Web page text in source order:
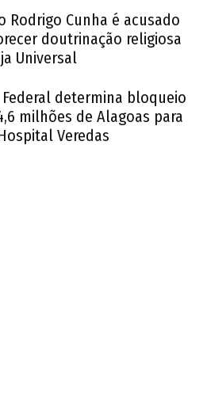
Rodrigo Cunha é acusado
doutrinação religiosa
Universal
Federal determina bloqueio
milhões de Alagoas para
Veredas